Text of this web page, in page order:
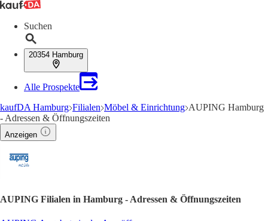
Suchen
20354 Hamburg
Alle Prospekte
kaufDA Hamburg Filialen Möbel & Einrichtung AUPING Hamburg
- Adressen & Öffnungszeiten
Anzeigen
AUPING Filialen in Hamburg - Adressen & Öffnungszeiten